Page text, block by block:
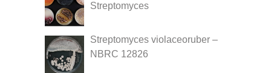
Streptomyces
Streptomyces violaceoruber –
NBRC 12826